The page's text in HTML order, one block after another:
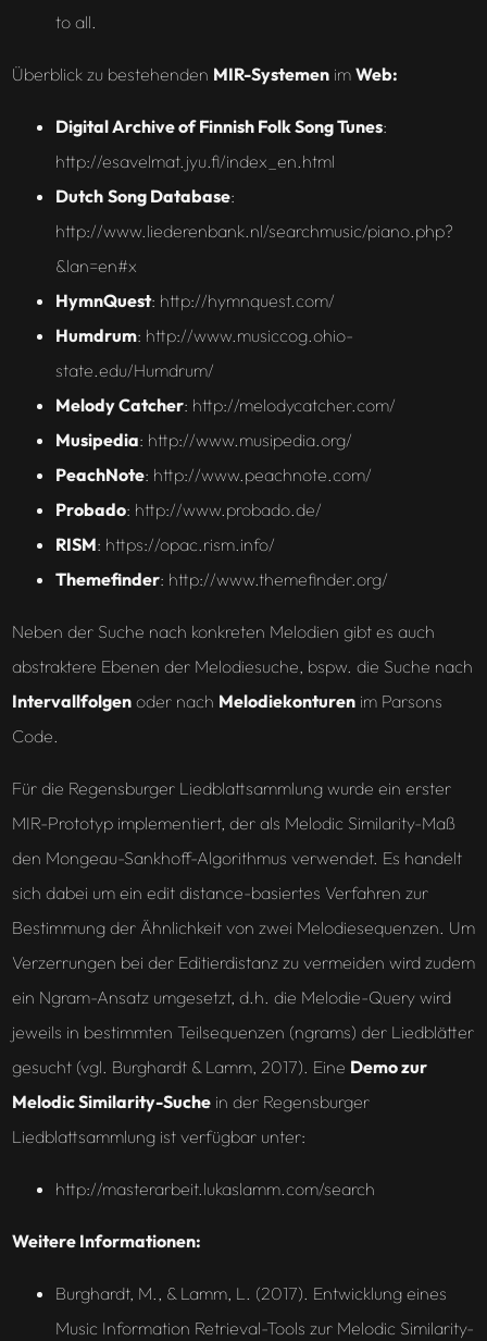
to all.
Überblick zu bestehenden MIR-Systemenim Web:
Digital Archive ofFinnishFolk SongTunes:
http://esavelmat.jyu.fi/index_en.html
Dutch Song Database:
http://www.liederenbank.nl/searchmusic/piano.php?
&lan=en#x
HymnQuest: http://hymnquest.com/
Humdrum: http://www.musiccog.ohio-
state.edu/Humdrum/
MelodyCatcher: http://melodycatcher.com/
Musipedia: http://www.musipedia.org/
PeachNote: http://www.peachnote.com/
Probado: http://www.probado.de/
RISM: https://opac.rism.info/
Themefinder: http://www.themefinder.org/
Neben der Suche nach konkreten Melodien gibt es auch
abstraktere Ebenen der Melodiesuche, bspw. die Suche nach
Intervallfolgenoder nach Melodiekonturenim Parsons
Code.
Für die Regensburger Liedblattsammlung wurde ein erster
MIR-Prototyp implementiert, der als Melodic Similarity-Maß
den Mongeau-Sankhoff-Algorithmus verwendet. Es handelt
sich dabei um ein edit distance-basiertes Verfahren zur
Bestimmung der Ähnlichkeit von zwei Melodiesequenzen. Um
Verzerrungen bei der Editierdistanz zu vermeiden wird zudem
ein Ngram-Ansatz umgesetzt, d.h. die Melodie-Query wird
jeweils in bestimmten Teilsequenzen (ngrams) der Liedblätter
gesucht (vgl. Burghardt & Lamm, 2017). Eine Demo zur
Melodic Similarity-Suchein der Regensburger
Liedblattsammlung ist verfügbar unter:
http://masterarbeit.lukaslamm.com/search
Weitere Informationen:
Burghardt, M., & Lamm, L. (2017). Entwicklung eines
Music Information Retrieval-Tools zur Melodic Similarity-